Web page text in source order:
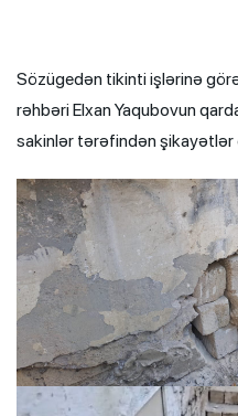
Sözügedən tikinti işlərinə
rəhbəri Elxan Yaqubovun
sakinlər tərəfindən şikayətlər